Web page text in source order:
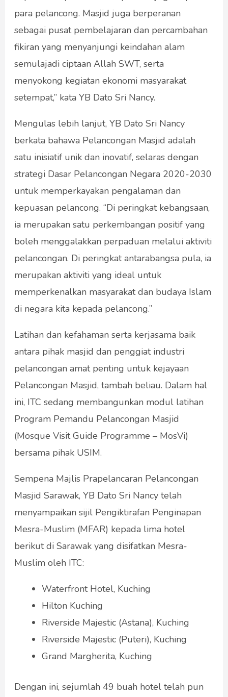
para pelancong. Masjid juga berperanan
sebagai pusat pembelajaran dan percambahan
fikiran yang menyanjungi keindahan alam
semulajadi ciptaan Allah SWT, serta
menyokong kegiatan ekonomi masyarakat
setempat,” kata YB Dato Sri Nancy.
Mengulas lebih lanjut, YB Dato Sri Nancy
berkata bahawa Pelancongan Masjid adalah
satu inisiatif unik dan inovatif, selaras dengan
strategi Dasar Pelancongan Negara 2020-2030
untuk memperkayakan pengalaman dan
kepuasan pelancong. “Di peringkat kebangsaan,
ia merupakan satu perkembangan positif yang
boleh menggalakkan perpaduan melalui aktiviti
pelancongan. Di peringkat antarabangsa pula, ia
merupakan aktiviti yang ideal untuk
memperkenalkan masyarakat dan budaya Islam
di negara kita kepada pelancong.”
Latihan dan kefahaman serta kerjasama baik
antara pihak masjid dan penggiat industri
pelancongan amat penting untuk kejayaan
Pelancongan Masjid, tambah beliau. Dalam hal
ini, ITC sedang membangunkan modul latihan
Program Pemandu Pelancongan Masjid
(Mosque Visit Guide Programme – MosVi)
bersama pihak USIM.
Sempena Majlis Prapelancaran Pelancongan
Masjid Sarawak, YB Dato Sri Nancy telah
menyampaikan sijil Pengiktirafan Penginapan
Mesra-Muslim (MFAR) kepada lima hotel
berikut di Sarawak yang disifatkan Mesra-
Muslim oleh ITC:
Waterfront Hotel, Kuching
Hilton Kuching
Riverside Majestic (Astana), Kuching
Riverside Majestic (Puteri), Kuching
Grand Margherita, Kuching
Dengan ini, sejumlah 49 buah hotel telah pun